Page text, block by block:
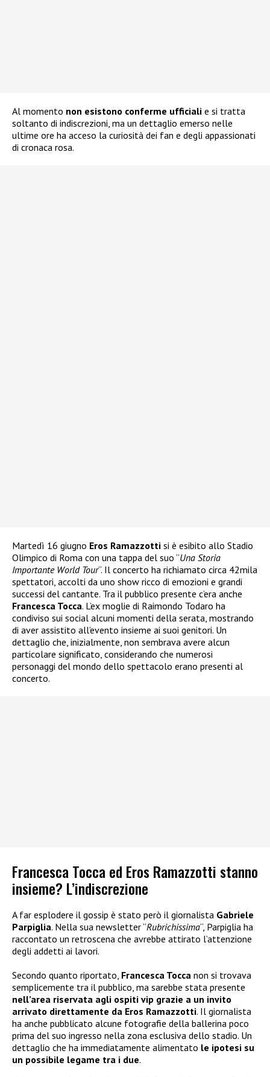
Al momento non esistono conferme ufficiali e si tratta
soltanto di indiscrezioni, ma un dettaglio emerso nelle
ultime ore ha acceso la curiosità dei fan e degli appassionati
di cronaca rosa.
Martedì 16 giugno Eros Ramazzotti si è esibito allo Stadio
Olimpico di Roma con una tappa del suo “Una Storia
Importante World Tour“. Il concerto ha richiamato circa 42mila
spettatori, accolti da uno show ricco di emozioni e grandi
successi del cantante. Tra il pubblico presente c’era anche
Francesca Tocca. L’ex moglie di Raimondo Todaro ha
condiviso sui social alcuni momenti della serata, mostrando
di aver assistito all’evento insieme ai suoi genitori. Un
dettaglio che, inizialmente, non sembrava avere alcun
particolare significato, considerando che numerosi
personaggi del mondo dello spettacolo erano presenti al
concerto.
Francesca Tocca ed Eros Ramazzotti stanno
insieme? L’indiscrezione
A far esplodere il gossip è stato però il giornalista Gabriele
Parpiglia. Nella sua newsletter “Rubrichissima“, Parpiglia ha
raccontato un retroscena che avrebbe attirato l’attenzione
degli addetti ai lavori.
Secondo quanto riportato, Francesca Tocca non si trovava
semplicemente tra il pubblico, ma sarebbe stata presente
nell’area riservata agli ospiti vip grazie a un invito
arrivato direttamente da Eros Ramazzotti. Il giornalista
ha anche pubblicato alcune fotografie della ballerina poco
prima del suo ingresso nella zona esclusiva dello stadio. Un
dettaglio che ha immediatamente alimentato le ipotesi su
un possibile legame tra i due.